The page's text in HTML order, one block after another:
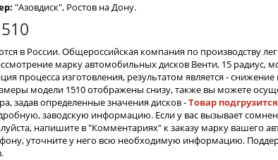
"Азовдиск", Ростов на Дону.
в России. Общероссийская компания по производству
марку автомобильных дисков Венти, 15 радиус,
процесса изготовления, результатом является -
модели 1510 отображены снизу, также вы можете
задав определенные значения дисков -Товар
заводскую информацию. Если у вас вызывает
напишите в "Комментариях" к заказу марку вашего
уточните у него всю необходимую информацию.